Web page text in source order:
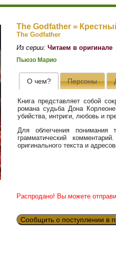
The Godfather =
The Godfather
Из серии: Читаем в оригинале
Пьюзо Марио
О чем? Персоны
Книга представляет собой
романа судьба Дона
убийства, интриги, любовь и
Для облегчения понимания
грамматический
оригинального текста и
Распродано! Вы можете
Сообщить о поступлении в